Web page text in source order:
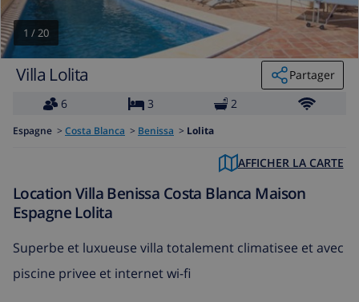
1 /20
Villa Lolita
Partager
6
3 2
Espagne > Costa Blanca > Benissa > Lolita
AFFICHER LA CARTE
Location Villa Benissa Costa Blanca Maison
Espagne Lolita
Superbe et luxueuse villa totalement climatisee et avec
piscine privee et internet wi-fi